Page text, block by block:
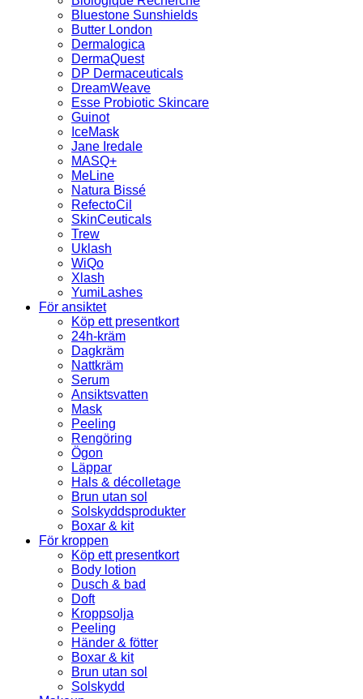
Bluestone Sunshields
Butter London
Dermalogica
DermaQuest
DP Dermaceuticals
DreamWeave
Esse Probiotic Skincare
Guinot
IceMask
Jane Iredale
MASQ+
MeLine
Natura Bissé
RefectoCil
SkinCeuticals
Trew
Uklash
WiQo
Xlash
YumiLashes
För ansiktet
Köp ett presentkort
24h-kräm
Dagkräm
Nattkräm
Serum
Ansiktsvatten
Mask
Peeling
Rengöring
Ögon
Läppar
Hals & décolletage
Brun utan sol
Solskyddsprodukter
Boxar & kit
För kroppen
Köp ett presentkort
Body lotion
Dusch & bad
Doft
Kroppsolja
Peeling
Händer & fötter
Boxar & kit
Brun utan sol
Solskydd